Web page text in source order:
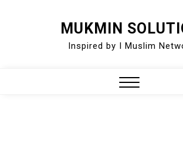
MUKMIN
Inspired by I Muslim